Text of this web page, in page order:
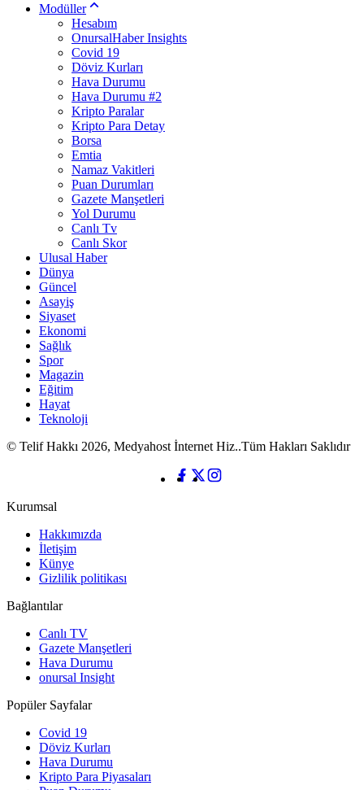
Modüller
Hesabım
OnursalHaber Insights
Covid 19
Döviz Kurları
Hava Durumu
Hava Durumu #2
Kripto Paralar
Kripto Para Detay
Borsa
Emtia
Namaz Vakitleri
Puan Durumları
Gazete Manşetleri
Yol Durumu
Canlı Tv
Canlı Skor
Ulusal Haber
Dünya
Güncel
Asayiş
Siyaset
Ekonomi
Sağlık
Spor
Magazin
Eğitim
Hayat
Teknoloji
© Telif Hakkı 2026, Medyahost İnternet Hiz..Tüm Hakları Saklıdır
Kurumsal
Hakkımızda
İletişim
Künye
Gizlilik politikası
Bağlantılar
Canlı TV
Gazete Manşetleri
Hava Durumu
onursal Insight
Popüler Sayfalar
Covid 19
Döviz Kurları
Hava Durumu
Kripto Para Piyasaları